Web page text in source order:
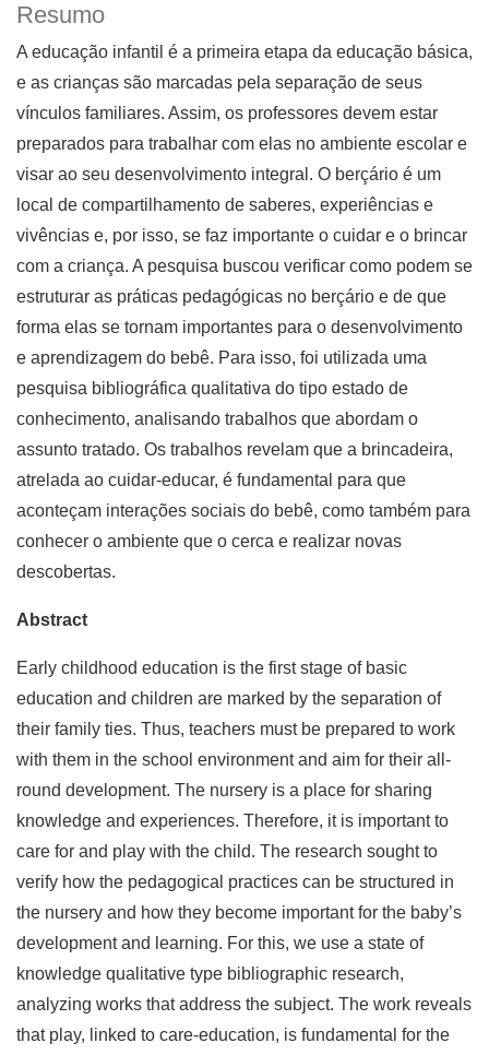
Resumo
A educação infantil é a primeira etapa da educação básica,
e as crianças são marcadas pela separação de seus
vínculos familiares. Assim, os professores devem estar
preparados para trabalhar com elas no ambiente escolar e
visar ao seu desenvolvimento integral. O berçário é um
local de compartilhamento de saberes, experiências e
vivências e, por isso, se faz importante o cuidar e o brincar
com a criança. A pesquisa buscou verificar como podem se
estruturar as práticas pedagógicas no berçário e de que
forma elas se tornam importantes para o desenvolvimento
e aprendizagem do bebê. Para isso, foi utilizada uma
pesquisa bibliográfica qualitativa do tipo estado de
conhecimento, analisando trabalhos que abordam o
assunto tratado. Os trabalhos revelam que a brincadeira,
atrelada ao cuidar-educar, é fundamental para que
aconteçam interações sociais do bebê, como também para
conhecer o ambiente que o cerca e realizar novas
descobertas.
Abstract
Early childhood education is the first stage of basic
education and children are marked by the separation of
their family ties. Thus, teachers must be prepared to work
with them in the school environment and aim for their all-
round development. The nursery is a place for sharing
knowledge and experiences. Therefore, it is important to
care for and play with the child. The research sought to
verify how the pedagogical practices can be structured in
the nursery and how they become important for the baby’s
development and learning. For this, we use a state of
knowledge qualitative type bibliographic research,
analyzing works that address the subject. The work reveals
that play, linked to care-education, is fundamental for the